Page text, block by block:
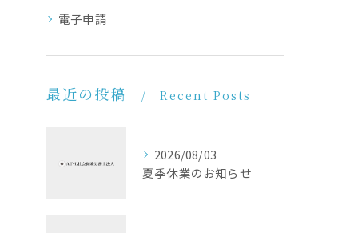
電子申請
最近の投稿 Recent Posts
2026/08/03
夏季休業のお知らせ